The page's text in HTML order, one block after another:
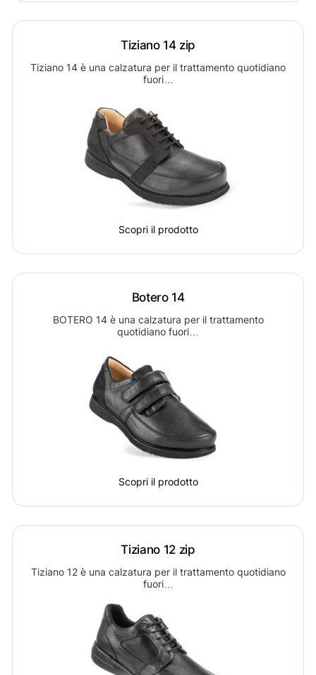
Tiziano 14 zip
Tiziano 14 è una calzatura per il trattamento quotidiano
fuori…
Scopri il prodotto
Botero 14
BOTERO 14 è una calzatura per il trattamento
quotidiano fuori…
Scopri il prodotto
Tiziano 12 zip
Tiziano 12 è una calzatura per il trattamento quotidiano
fuori…